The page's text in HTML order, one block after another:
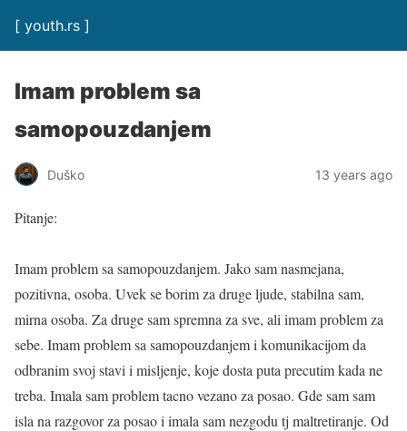
[ youth.rs ]
Imam problem sa
samopouzdanjem
Duško 13 years ago
Pitanje:
Imam problem sa samopouzdanjem. Jako sam nasmejana,
pozitivna, osoba. Uvek se borim za druge ljude, stabilna sam,
mirna osoba. Za druge sam spremna za sve, ali imam problem za
sebe. Imam problem sa samopouzdanjem i komunikacijom da
odbranim svoj stavi i misljenje, koje dosta puta precutim kada ne
treba. Imala sam problem tacno vezano za posao. Gde sam sam
isla na razgovor za posao i imala sam nezgodu tj maltretiranje. Od